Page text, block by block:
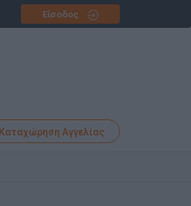
Είσοδος
Καταχώρηση Αγγελίας